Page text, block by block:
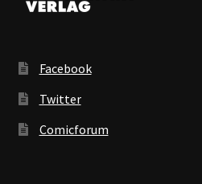
Facebook
Twitter
Comicforum